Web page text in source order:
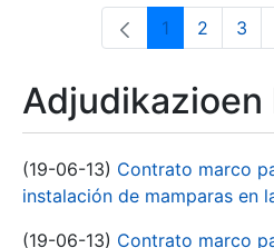
Orrialdea
1 2 3
Adjudikazioen
(19-06-13) Contrato marco
instalación de mamparas en
(19-06-13) Contrato marco